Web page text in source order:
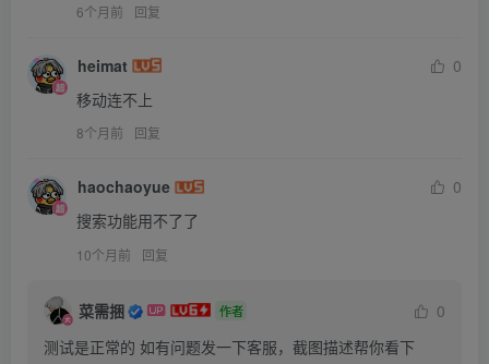
6个月前 回复
heimat
0
移动连不上
8个月前 回复
haochaoyue
0
搜索功能用不了了
10个月前 回复
菜需捆 作者
0
测试是正常的 如有问题发一下客服，截图描述帮你看下